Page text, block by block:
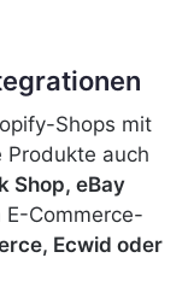
Shops mit
auch
Shop, eBay
Commerce-
Ecwid oder